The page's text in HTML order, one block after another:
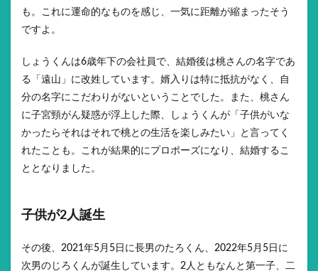
も。これに運命的なものを感じ、一気に距離が縮まったそう
ですよ。
しょうくんは6歳年下の会社員で、結婚後は桃さんの名字であ
る「遠山」に改姓しています。婿入りは特に抵抗がなく、自
分の名字にこだわりがないということでした。また、桃さん
に子宮頸がん疑惑が浮上した際、しょうくんが「子供がいな
かったらそれはそれで桃との生活を楽しみたい」と言ってく
れたことも。これが結果的にプロポーズになり、結婚するこ
ととなりました。
子供が2人誕生
その後、2021年5月5日に長男のたろくん、2022年5月5日に
次男のじろくんが誕生しています。2人ともなんと第一子、二